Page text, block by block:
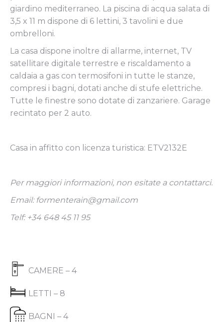
giardino mediterraneo. La piscina di acqua salata di
3,5 x 11 m dispone di 6 lettini, 3 tavolini e due
ombrelloni.
La casa dispone inoltre di allarme, internet, TV
satellitare digitale terrestre e riscaldamento a
caldaia a gas con termosifoni in tutte le stanze,
compresi i bagni, dotati anche di stufe elettriche.
Tutte le finestre sono dotate di zanzariere. Garage
recintato per 2 auto.
Casa in affitto con licenza turistica: ETV2132E
Per maggiori informazioni, non esitate a contattarci.
Email: formenterain@gmail.com
Telf: +34 648 45 11 95
CAMERE – 4
LETTI – 8
BAGNI – 4